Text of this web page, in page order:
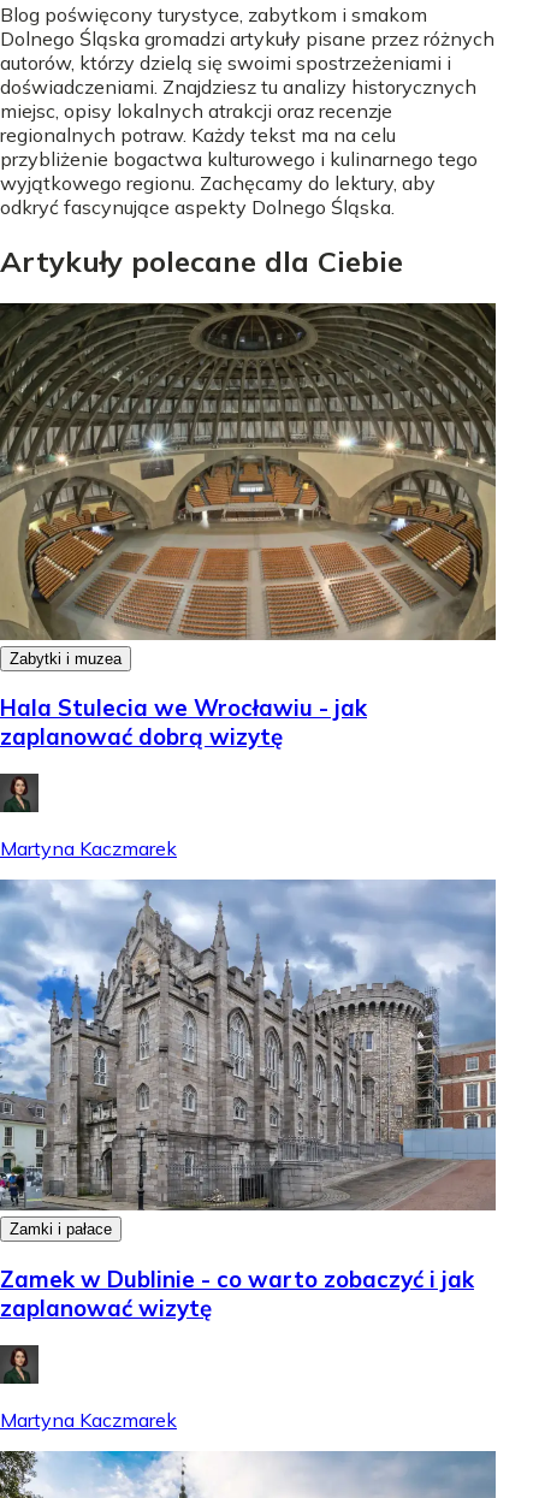
Blog poświęcony turystyce, zabytkom i smakom
Dolnego Śląska gromadzi artykuły pisane przez różnych
autorów, którzy dzielą się swoimi spostrzeżeniami i
doświadczeniami. Znajdziesz tu analizy historycznych
miejsc, opisy lokalnych atrakcji oraz recenzje
regionalnych potraw. Każdy tekst ma na celu
przybliżenie bogactwa kulturowego i kulinarnego tego
wyjątkowego regionu. Zachęcamy do lektury, aby
odkryć fascynujące aspekty Dolnego Śląska.
Artykuły polecane dla Ciebie
Zabytki i muzea
Hala Stulecia we Wrocławiu - jak
zaplanować dobrą wizytę
Martyna Kaczmarek
Zamki i pałace
Zamek w Dublinie - co warto zobaczyć i jak
zaplanować wizytę
Martyna Kaczmarek